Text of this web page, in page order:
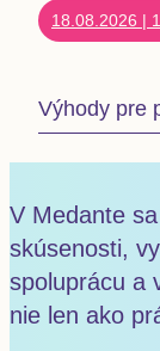
18.08.2026 |
Výhody pre
E-
V Medante
skúsenosti,
spoluprácu a
nie len ako